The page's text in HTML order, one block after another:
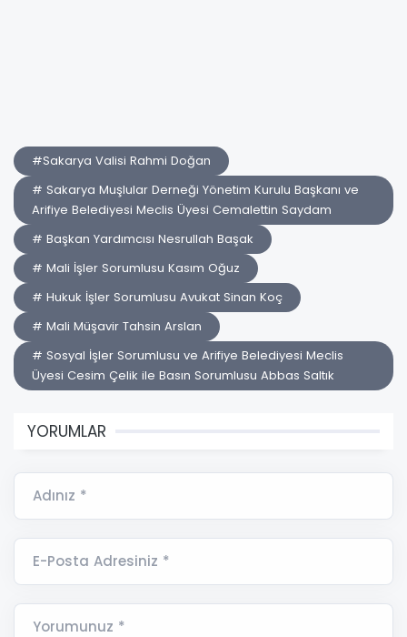
#Sakarya Valisi Rahmi Doğan
# Sakarya Muşlular Derneği Yönetim Kurulu Başkanı ve
Arifiye Belediyesi Meclis Üyesi Cemalettin Saydam
# Başkan Yardımcısı Nesrullah Başak
# Mali İşler Sorumlusu Kasım Oğuz
# Hukuk İşler Sorumlusu Avukat Sinan Koç
# Mali Müşavir Tahsin Arslan
# Sosyal İşler Sorumlusu ve Arifiye Belediyesi Meclis
Üyesi Cesim Çelik ile Basın Sorumlusu Abbas Saltık
YORUMLAR
Adınız *
E-Posta Adresiniz *
Yorumunuz *